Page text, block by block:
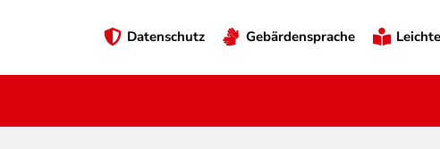
Preheader
Datenschutz Gebärdensprache